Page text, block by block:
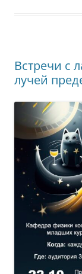
Встречи с
лучей